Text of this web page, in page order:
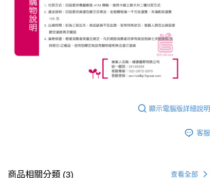
顯示電腦版詳細說明
客服
商品相關分類 (3) 查看全部